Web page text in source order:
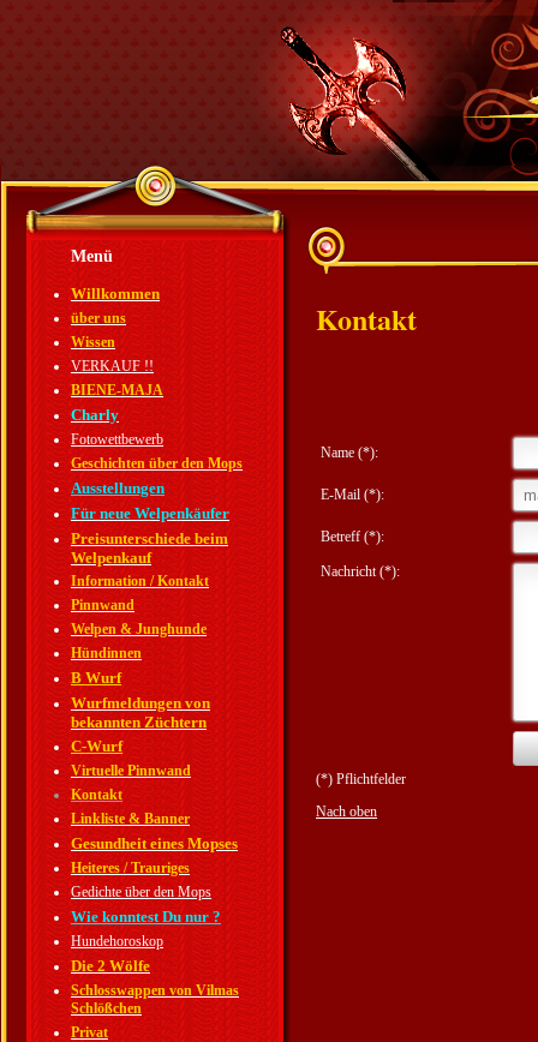
Menü
Willkommen
über uns
Wissen
VERKAUF !!
BIENE-MAJA
Charly
Fotowettbewerb
Geschichten über den Mops
Ausstellungen
Für neue Welpenkäufer
Preisunterschiede beim
Welpenkauf
Information / Kontakt
Pinnwand
Welpen & Junghunde
Hündinnen
B Wurf
Wurfmeldungen von
bekannten Züchtern
C-Wurf
Virtuelle Pinnwand
Kontakt
Linkliste & Banner
Gesundheit eines Mopses
Heiteres / Trauriges
Gedichte über den Mops
Wie konntest Du nur ?
Hundehoroskop
Die 2 Wölfe
Schlosswappen von Vilmas
Schlößchen
Privat
Kontakt
Name (*):
E-Mail (*):
Betreff (*):
Nachricht (*):
(*) Pflichtfelder
Nach oben